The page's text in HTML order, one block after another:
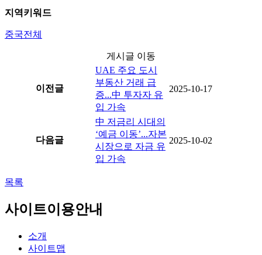
지역키워드
중국전체
게시글 이동
이전글
UAE 주요 도시
부동산 거래 급
증...中 투자자 유
입 가속
2025-10-17
다음글
中 저금리 시대의
‘예금 이동’...자본
시장으로 자금 유
입 가속
2025-10-02
목록
사이트이용안내
소개
사이트맵